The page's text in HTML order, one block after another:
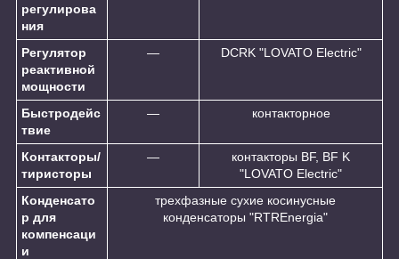
регулирова
ния
Регулятор
реактивной
мощности
— DCRK "LOVATO Electric"
Быстродейс
твие
— контакторное
Контакторы/
тиристоры
—
контакторы BF, BF K
"LOVATO Electric"
Конденсато
р для
компенсаци
и
трехфазные сухие косинусные
конденсаторы "RTREnergia"